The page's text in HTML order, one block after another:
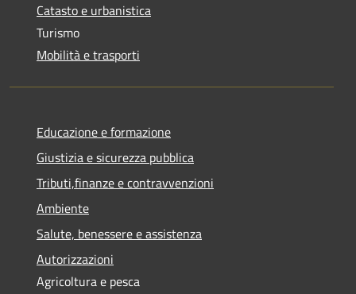
Catasto e urbanistica
Turismo
Mobilità e trasporti
Educazione e formazione
Giustizia e sicurezza pubblica
Tributi,finanze e contravvenzioni
Ambiente
Salute, benessere e assistenza
Autorizzazioni
Agricoltura e pesca